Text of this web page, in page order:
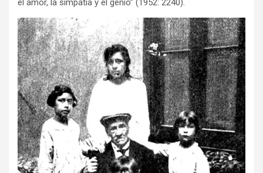
el amor, la simpatía y el genio” (1952: 2240).